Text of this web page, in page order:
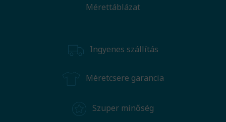
Mérettáblázat
Ingyenes szállítás
Méretcsere garancia
Szuper minőség